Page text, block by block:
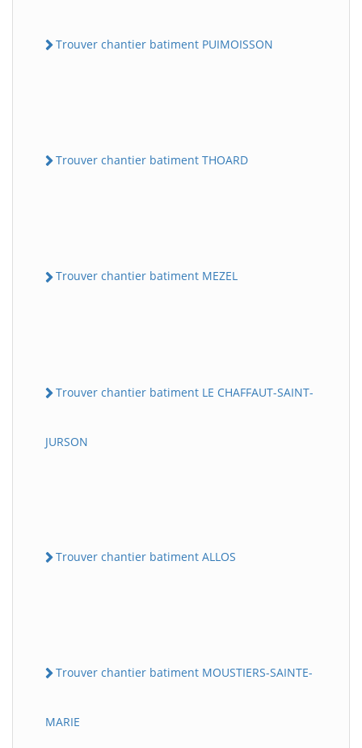
Trouver chantier batiment PUIMOISSON
Trouver chantier batiment THOARD
Trouver chantier batiment MEZEL
Trouver chantier batiment LE CHAFFAUT-SAINT-
JURSON
Trouver chantier batiment ALLOS
Trouver chantier batiment MOUSTIERS-SAINTE-
MARIE